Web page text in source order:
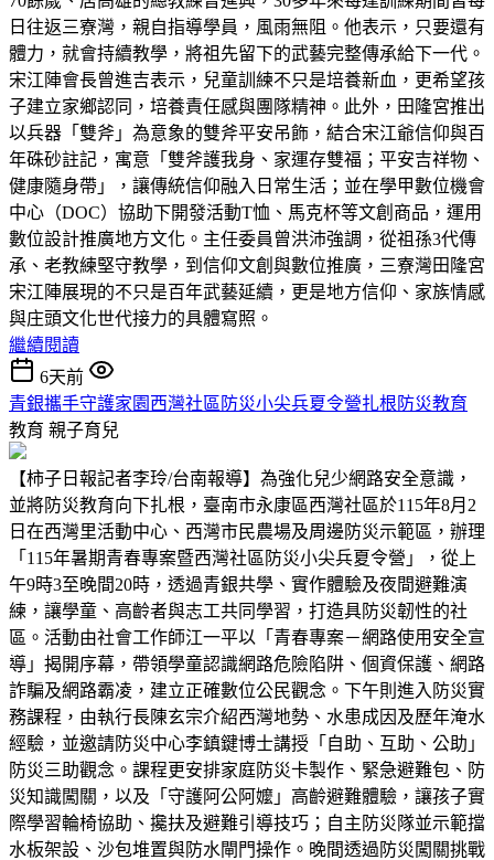
日往返三寮灣，親自指導學員，風雨無阻。他表示，只要還有
體力，就會持續教學，將祖先留下的武藝完整傳承給下一代。
宋江陣會長曾進吉表示，兒童訓練不只是培養新血，更希望孩
子建立家鄉認同，培養責任感與團隊精神。此外，田隆宮推出
以兵器「雙斧」為意象的雙斧平安吊飾，結合宋江爺信仰與百
年硃砂註記，寓意「雙斧護我身、家運存雙福；平安吉祥物、
健康隨身帶」，讓傳統信仰融入日常生活；並在學甲數位機會
中心（DOC）協助下開發活動T恤、馬克杯等文創商品，運用
數位設計推廣地方文化。主任委員曾洪沛強調，從祖孫3代傳
承、老教練堅守教學，到信仰文創與數位推廣，三寮灣田隆宮
宋江陣展現的不只是百年武藝延續，更是地方信仰、家族情感
與庄頭文化世代接力的具體寫照。
繼續閱讀
6天前
青銀攜手守護家園西灣社區防災小尖兵夏令營扎根防災教育
教育 親子育兒
【柿子日報記者李玲/台南報導】為強化兒少網路安全意識，
並將防災教育向下扎根，臺南市永康區西灣社區於115年8月2
日在西灣里活動中心、西灣市民農場及周邊防災示範區，辦理
「115年暑期青春專案暨西灣社區防災小尖兵夏令營」，從上
午9時3至晚間20時，透過青銀共學、實作體驗及夜間避難演
練，讓學童、高齡者與志工共同學習，打造具防災韌性的社
區。活動由社會工作師江一平以「青春專案－網路使用安全宣
導」揭開序幕，帶領學童認識網路危險陷阱、個資保護、網路
詐騙及網路霸凌，建立正確數位公民觀念。下午則進入防災實
務課程，由執行長陳玄宗介紹西灣地勢、水患成因及歷年淹水
經驗，並邀請防災中心李鎮鍵博士講授「自助、互助、公助」
防災三助觀念。課程更安排家庭防災卡製作、緊急避難包、防
災知識闖關，以及「守護阿公阿嬤」高齡避難體驗，讓孩子實
際學習輪椅協助、攙扶及避難引導技巧；自主防災隊並示範擋
水板架設、沙包堆置與防水閘門操作。晚間透過防災闖關挑戰